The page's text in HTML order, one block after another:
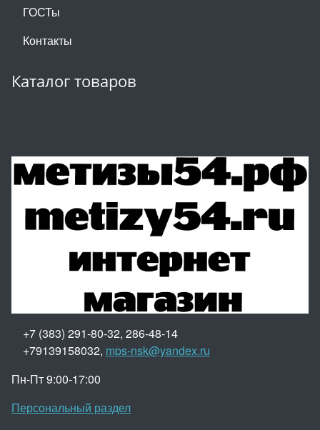
ГОСТы
Контакты
Каталог товаров
+7 (383) 291-80-32, 286-48-14
+79139158032, mps-nsk@yandex.ru
Пн-Пт 9:00-17:00
Персональный раздел